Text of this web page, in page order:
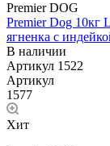
Premier DOG
Premier Dog 10кг
ягненка с
В наличии
Артикул 1522
Артикул
1577
Хит